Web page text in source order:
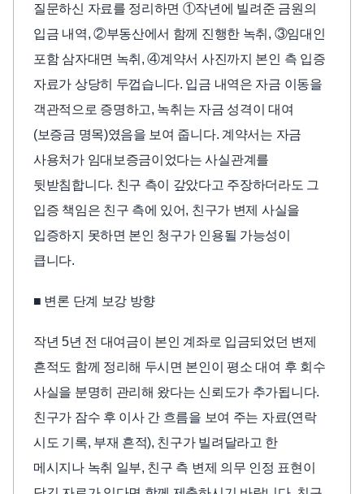
질문하신 자료를 정리하면 ①작년에 빌려준 금원의
입금 내역, ②부동산에서 함께 진행한 녹취, ③임대인
포함 삼자대면 녹취, ④계약서 사진까지 본인 측 입증
자료가 상당히 두껍습니다. 입금 내역은 자금 이동을
객관적으로 증명하고, 녹취는 자금 성격이 대여
(보증금 명목)였음을 보여 줍니다. 계약서는 자금
사용처가 임대보증금이었다는 사실관계를
뒷받침합니다. 친구 측이 갚았다고 주장하더라도 그
입증 책임은 친구 측에 있어, 친구가 변제 사실을
입증하지 못하면 본인 청구가 인용될 가능성이
큽니다.
■ 변론 단계 보강 방향
작년 5년 전 대여금이 본인 계좌로 입금되었던 변제
흔적도 함께 정리해 두시면 본인이 평소 대여 후 회수
사실을 분명히 관리해 왔다는 신뢰도가 추가됩니다.
친구가 잠수 후 이사 간 흐름을 보여 주는 자료(연락
시도 기록, 부재 흔적), 친구가 빌려달라고 한
메시지나 녹취 일부, 친구 측 변제 의무 인정 표현이